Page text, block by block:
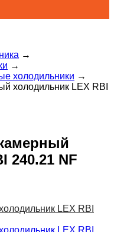
→
→
холодильники →
холодильник LEX RBI
240.21 NF